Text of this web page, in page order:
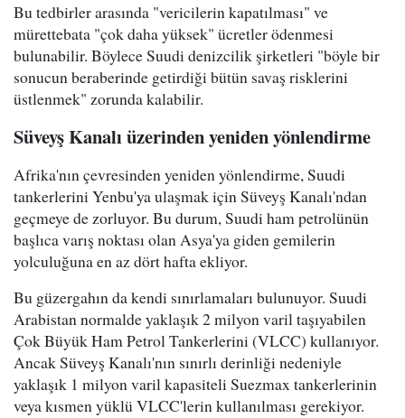
Bu tedbirler arasında "vericilerin kapatılması" ve
mürettebata "çok daha yüksek" ücretler ödenmesi
bulunabilir. Böylece Suudi denizcilik şirketleri "böyle bir
sonucun beraberinde getirdiği bütün savaş risklerini
üstlenmek" zorunda kalabilir.
Süveyş Kanalı üzerinden yeniden yönlendirme
Afrika'nın çevresinden yeniden yönlendirme, Suudi
tankerlerini Yenbu'ya ulaşmak için Süveyş Kanalı'ndan
geçmeye de zorluyor. Bu durum, Suudi ham petrolünün
başlıca varış noktası olan Asya'ya giden gemilerin
yolculuğuna en az dört hafta ekliyor.
Bu güzergahın da kendi sınırlamaları bulunuyor. Suudi
Arabistan normalde yaklaşık 2 milyon varil taşıyabilen
Çok Büyük Ham Petrol Tankerlerini (VLCC) kullanıyor.
Ancak Süveyş Kanalı'nın sınırlı derinliği nedeniyle
yaklaşık 1 milyon varil kapasiteli Suezmax tankerlerinin
veya kısmen yüklü VLCC'lerin kullanılması gerekiyor.